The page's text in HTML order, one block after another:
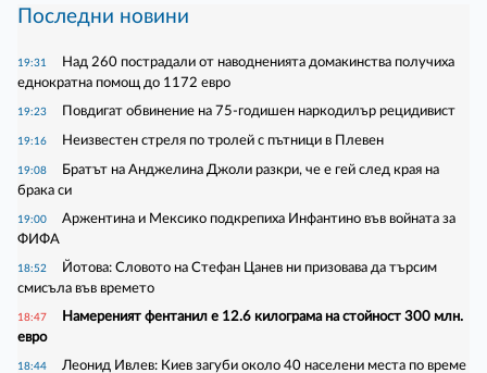
Последни новини
19:31
Над 260 пострадали от наводненията домакинства получиха
еднократна помощ до 1172 евро
19:23 Повдигат обвинение на 75-годишен наркодилър рецидивист
19:16 Неизвестен стреля по тролей с пътници в Плевен
19:08
Братът на Анджелина Джоли разкри, че е гей след края на
брака си
19:00
Аржентина и Мексико подкрепиха Инфантино във войната за
ФИФА
18:52
Йотова: Словото на Стефан Цанев ни призовава да търсим
смисъла във времето
18:47
Намереният фентанил е 12.6 килограма на стойност 300 млн.
евро
18:44
Леонид Ивлев: Киев загуби около 40 населени места по време